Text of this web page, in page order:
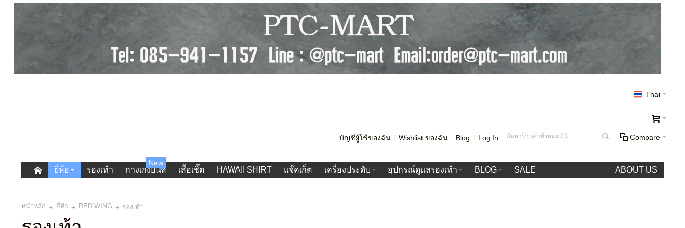
Thai
Compare
บัญชีผู้ใช้ของฉัน Wishlist ของฉัน Blog Log In
ยี่ห้อ รองเท้า กางเกงยีนส์
New
เสื้อเชิ๊ต HAWAII SHIRT แจ๊คเก็ต เครื่องประดับ อุปกรณ์ดูแลรองเท้า BLOG SALE ABOUT US
หน้าหลัก ยี่ห้อ RED WING รองเท้า